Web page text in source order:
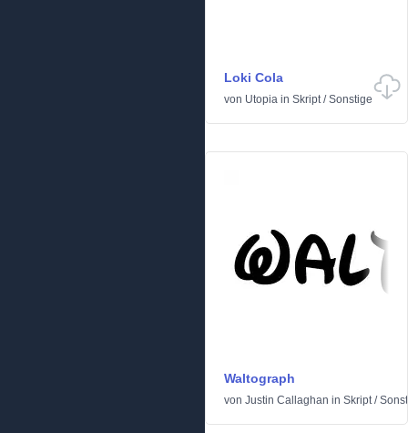
Loki Cola
von Utopia in Skript/Sonstige
Waltograph
von Justin Callaghan in Skript/